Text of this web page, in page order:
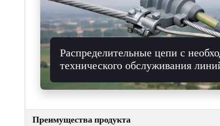
особенно там, где установка должна
инструментов «горячей линии», вертолета
Распределительные цепи с
технического обслуживания
Преимущества продукта